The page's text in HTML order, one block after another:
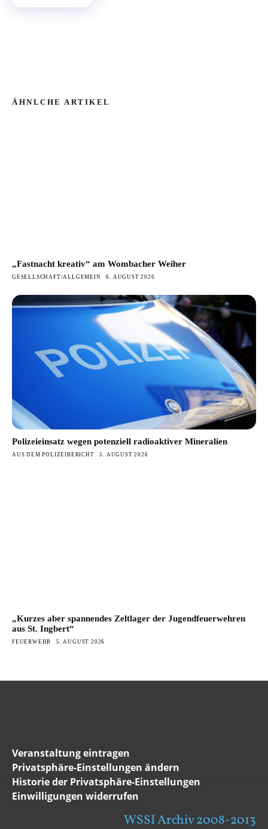
ÄHNLCHE ARTIKEL
„Fastnacht kreativ“ am Wombacher Weiher
GESELLSCHAFT/ALLGEMEIN 6. AUGUST 2026
Polizeieinsatz wegen potenziell radioaktiver Mineralien
AUS DEM POLIZEIBERICHT 5. AUGUST 2026
„Kurzes aber spannendes Zeltlager der Jugendfeuerwehren
aus St. Ingbert“
FEUERWEHR 5. AUGUST 2026
Veranstaltung eintragen
Privatsphäre-Einstellungen ändern
Historie der Privatsphäre-Einstellungen
Einwilligungen widerrufen
WSSI Archiv 2008-2013